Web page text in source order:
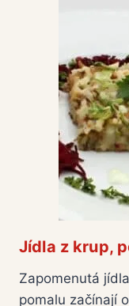
Jídla z krup,
Zapomenutá
pomalu začínají